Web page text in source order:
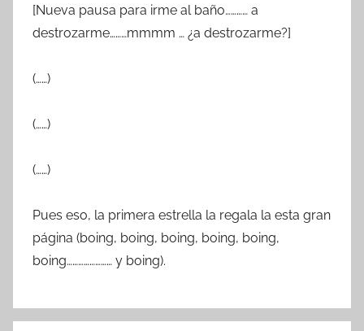
[Nueva pausa para irme al baño………… a
destrozarme………mmmm … ¿a destrozarme?]
(……)
(……)
(……)
Pues eso, la primera estrella la regala la esta gran
página (boing, boing, boing, boing, boing,
boing…………………… y boing).